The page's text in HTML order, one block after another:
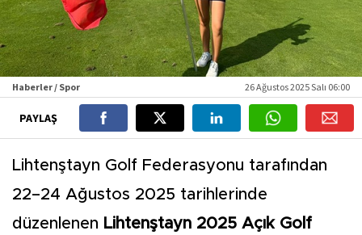
Haberler / Spor 26 Ağustos 2025 Salı 06:00
PAYLAŞ
Lihtenştayn Golf Federasyonu tarafından
22–24 Ağustos 2025 tarihlerinde
düzenlenen Lihtenştayn 2025 Açık Golf